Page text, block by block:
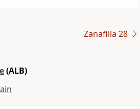
Zanafilla 28
(ALB)